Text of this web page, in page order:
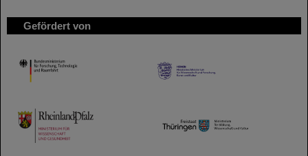
Gefördert von
HMWK
TMWWDG